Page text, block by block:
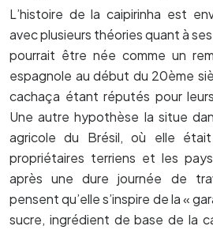
L’histoire de la caipirinha est
avec plusieurs théories quant à
pourrait être née comme un
espagnole au début du 20ème
cachaça étant réputés pour
Une autre hypothèse la situe
agricole du Brésil, où elle
propriétaires terriens et les
après une dure journée de
pensent qu’elle s’inspire de la «
sucre, ingrédient de base de la